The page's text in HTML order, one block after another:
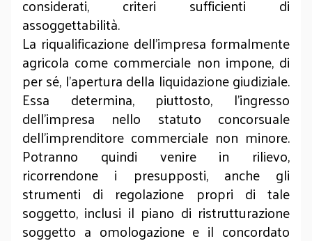
considerati, criteri sufficienti di
assoggettabilità.
La riqualificazione dell’impresa formalmente
agricola come commerciale non impone, di
per sé, l’apertura della liquidazione giudiziale.
Essa determina, piuttosto, l’ingresso
dell’impresa nello statuto concorsuale
dell’imprenditore commerciale non minore.
Potranno quindi venire in rilievo,
ricorrendone i presupposti, anche gli
strumenti di regolazione propri di tale
soggetto, inclusi il piano di ristrutturazione
soggetto a omologazione e il concordato